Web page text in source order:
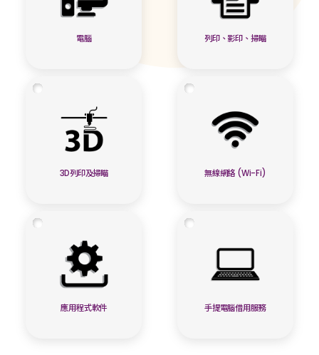
電腦 列印、影印、掃瞄
3D列印及掃瞄 無線網絡 (Wi-Fi)
應用程式軟件 手提電腦借用服務